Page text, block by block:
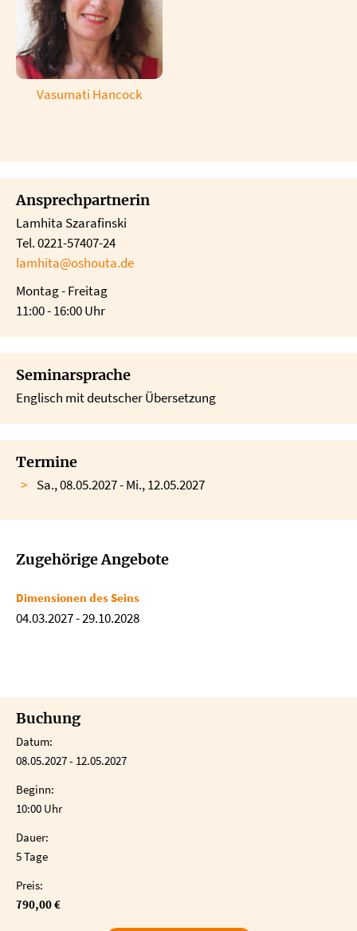
Vasumati Hancock
Ansprechpartnerin
Lamhita Szarafinski
Tel. 0221-57407-24
lamhita@oshouta.de
Montag - Freitag
11:00 - 16:00 Uhr
Seminarsprache
Englisch mit deutscher Übersetzung
Termine
Sa., 08.05.2027 - Mi., 12.05.2027
Zugehörige Angebote
Dimensionen des Seins
04.03.2027-29.10.2028
Buchung
Datum:
08.05.2027 - 12.05.2027
Beginn:
10:00 Uhr
Dauer:
5 Tage
Preis:
790,00 €